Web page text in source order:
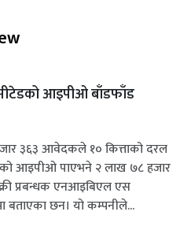
आइपीओ बाँडफाँड
३६३ आवेदकले १० कित्ताको दरल
आइपीओ पाएभने २ लाख ७८ हजार
प्रबन्धक एनआइबिएल एस
बताएका छन। यो कम्पनीले...